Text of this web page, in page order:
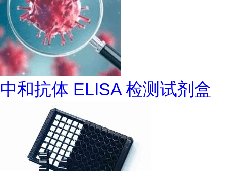
中和抗体 ELISA 检测试剂盒